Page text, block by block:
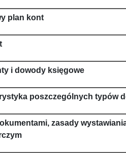
plan kont
i dowody księgowe
poszczególnych typów
zasady